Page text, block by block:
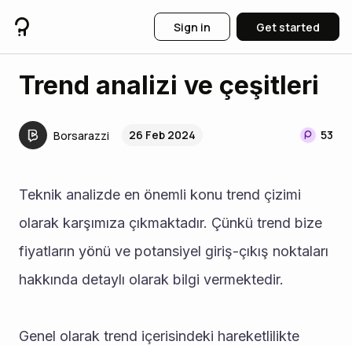
Sign in Get started
Trend analizi ve çeşitleri
Borsarazzi 26 Feb 2024 53
Teknik analizde en önemli konu trend çizimi
olarak karşımıza çıkmaktadır. Çünkü trend bize
fiyatların yönü ve potansiyel giriş-çıkış noktaları
hakkında detaylı olarak bilgi vermektedir.
Genel olarak trend içerisindeki hareketlilikte